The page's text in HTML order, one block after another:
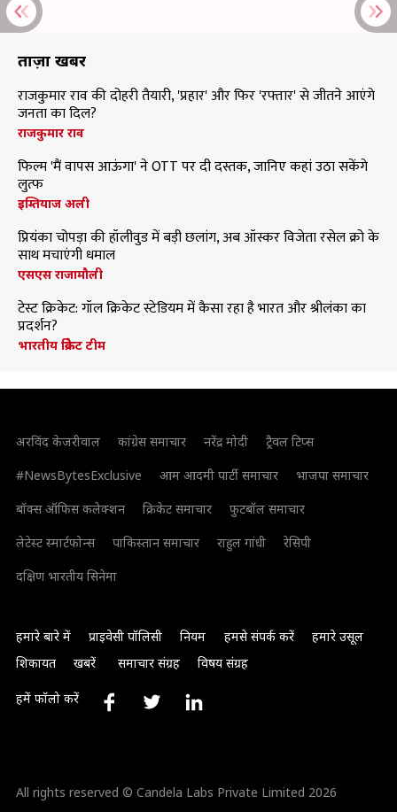
ताज़ा खबरें
राजकुमार राव की दोहरी तैयारी, 'प्रहार' और फिर 'रफ्तार' से जीतने आएंगे
जनता का दिल?
राजकुमार राव
फिल्म 'मैं वापस आऊंगा' ने OTT पर दी दस्तक, जानिए कहां उठा सकेंगे
लुत्फ
इम्तियाज अली
प्रियंका चोपड़ा की हॉलीवुड में बड़ी छलांग, अब ऑस्कर विजेता रसेल क्रो के
साथ मचाएंगी धमाल
एसएस राजामौली
टेस्ट क्रिकेट: गॉल क्रिकेट स्टेडियम में कैसा रहा है भारत और श्रीलंका का
प्रदर्शन?
भारतीय क्रिकेट टीम
अरविंद केजरीवाल कांग्रेस समाचार नरेंद्र मोदी
ट्रैवल टिप्स
#NewsBytesExclusive
आम आदमी पार्टी समाचार
भाजपा समाचार
बॉक्स ऑफिस कलेक्शन
क्रिकेट समाचार
फुटबॉल समाचार
लेटेस्ट स्मार्टफोन्स
पाकिस्तान समाचार राहुल गांधी
रेसिपी
दक्षिण भारतीय सिनेमा
हमारे बारे में प्राइवेसी पॉलिसी नियम हमसे संपर्क करें
हमारे उसूल
शिकायत
खबरें समाचार संग्रह विषय संग्रह
हमें फॉलो करें
All rights reserved © Candela Labs Private Limited 2026